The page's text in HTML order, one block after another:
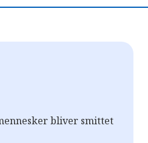
bliver smittet